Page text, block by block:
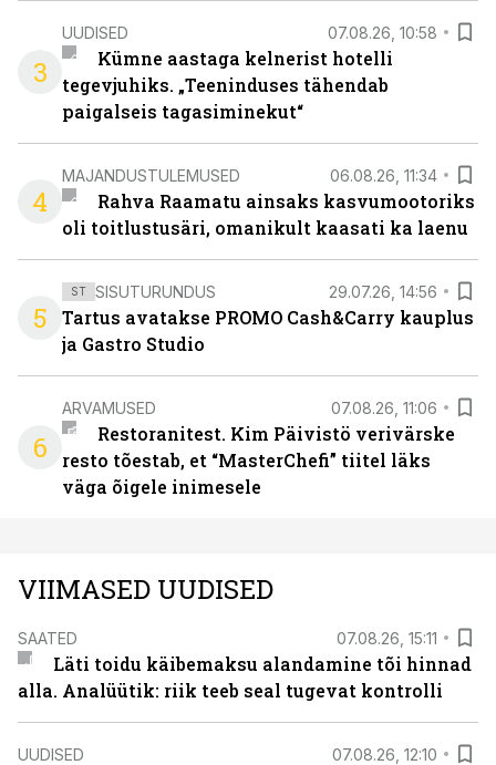
3
UUDISED 07.08.26, 10:58
Kümne aastaga kelnerist hotelli
tegevjuhiks. „Teeninduses tähendab
paigalseis tagasiminekut“
4
MAJANDUSTULEMUSED 06.08.26, 11:34
Rahva Raamatu ainsaks kasvumootoriks
oli toitlustusäri, omanikult kaasati ka laenu
5
ST SISUTURUNDUS 29.07.26, 14:56
Tartus avatakse PROMO Cash&Carry kauplus
ja Gastro Studio
6
ARVAMUSED 07.08.26, 11:06
Restoranitest. Kim Päivistö verivärske
resto tõestab, et “MasterChefi” tiitel läks
väga õigele inimesele
VIIMASED UUDISED
SAATED 07.08.26, 15:11
Läti toidu käibemaksu alandamine tõi hinnad
alla. Analüütik: riik teeb seal tugevat kontrolli
UUDISED 07.08.26, 12:10